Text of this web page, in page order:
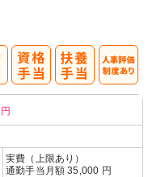
円
実費（上限あり）
通勤手当月額 35,000 円